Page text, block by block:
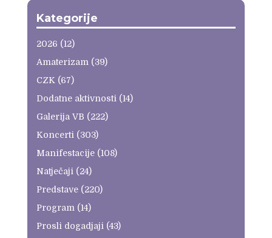
Kategorije
2026 (12)
Amaterizam (39)
CZK (67)
Dodatne aktivnosti (14)
Galerija VB (222)
Koncerti (303)
Manifestacije(108)
Natječaji (24)
Predstave(220)
Program (14)
Prosli dogadjaji (43)